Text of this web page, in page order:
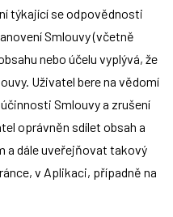
týkající se odpovědnosti
Smlouvy (včetně
nebo účelu vyplývá, že
Uživatel bere na vědomí
Smlouvy a zrušení
oprávněn sdílet obsah a
a dále uveřejňovat takový
v Aplikaci, případně na